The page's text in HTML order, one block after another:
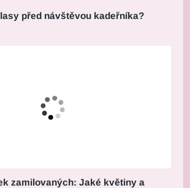
před návštěvou kadeřníka?
zamilovaných: Jaké květiny a